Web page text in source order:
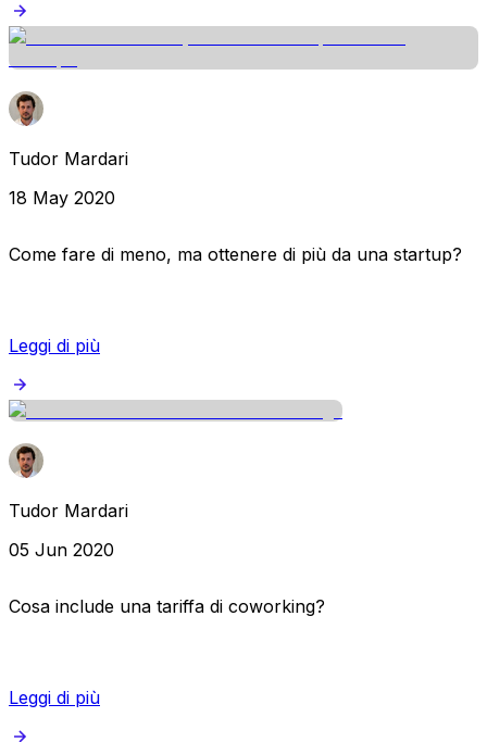
Tudor Mardari
18 May 2020
Come fare di meno, ma ottenere di più da una startup?
Leggi di più
Tudor Mardari
05 Jun 2020
Cosa include una tariffa di coworking?
Leggi di più